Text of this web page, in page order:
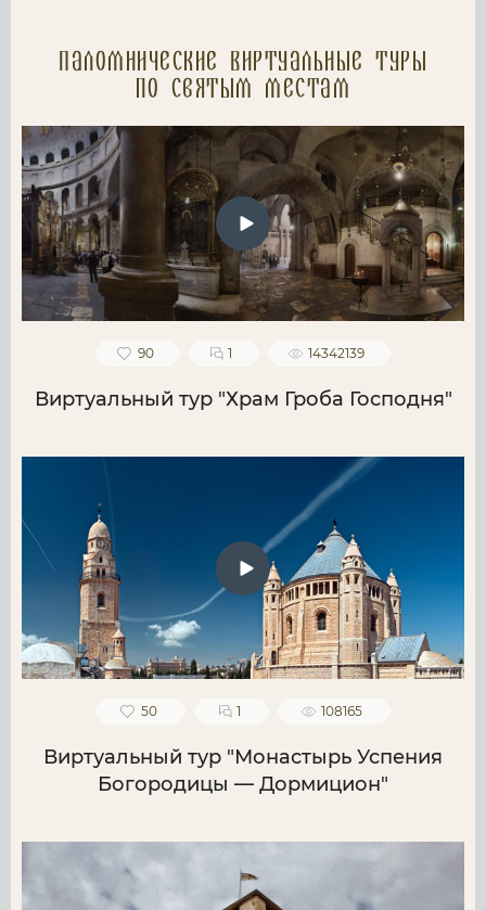
Паломнические Виртуальные туры
по святым местам
90 1 14342139
Виртуальный тур "Храм Гроба Господня"
50 1 108165
Виртуальный тур "Монастырь Успения
Богородицы — Дормицион"